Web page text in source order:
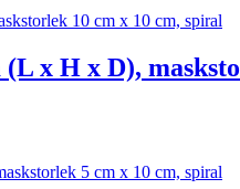
x H x D),